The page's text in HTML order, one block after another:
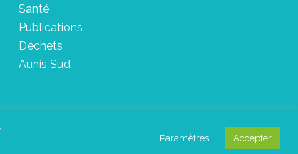
Santé
Publications
Déchets
Aunis Sud
Paramètres Accepter